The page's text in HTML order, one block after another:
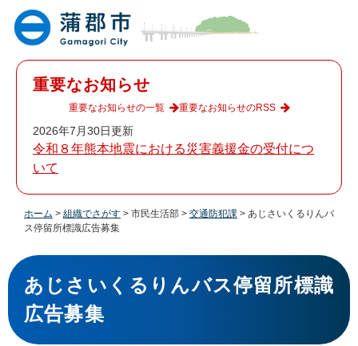
重要なお知らせ
2026年7月30日更新
令和８年熊本地震における災害義援金の受付につ
いて
重要なお知らせの一覧 重要なお知らせのRSS
ホーム > 組織でさがす > 市民生活部 > 交通防犯課 > あじさいくるりんバ
ス停留所標識広告募集
本
文
あじさいくるりんバス停留所標識
広告募集